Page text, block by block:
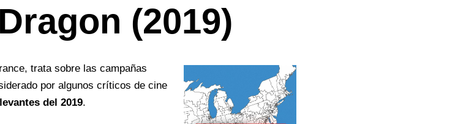
(2019)
trata sobre las campañas
por algunos críticos de cine
del 2019.